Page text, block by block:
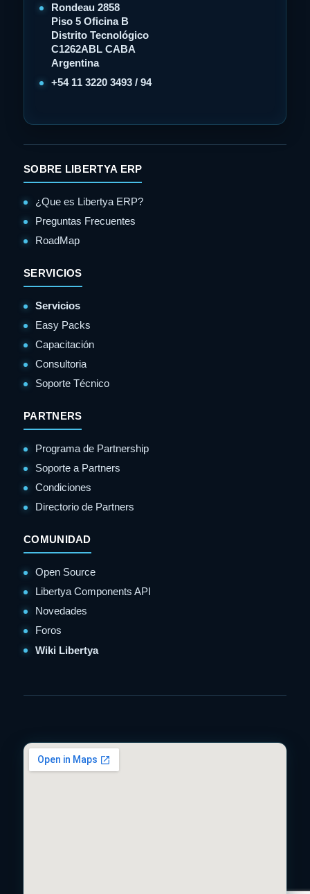
Rondeau 2858
Piso 5 Oficina B
Distrito Tecnológico
C1262ABL CABA
Argentina
+54 11 3220 3493 / 94
SOBRE LIBERTYA ERP
¿Que es Libertya ERP?
Preguntas Frecuentes
RoadMap
SERVICIOS
Servicios
Easy Packs
Capacitación
Consultoria
Soporte Técnico
PARTNERS
Programa de Partnership
Soporte a Partners
Condiciones
Directorio de Partners
COMUNIDAD
Open Source
Libertya Components API
Novedades
Foros
Wiki Libertya